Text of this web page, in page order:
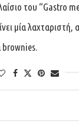
του “Gastro
μία λαχταριστή,
brownies.